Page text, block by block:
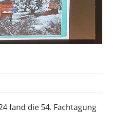
fand die 54. Fachtagung